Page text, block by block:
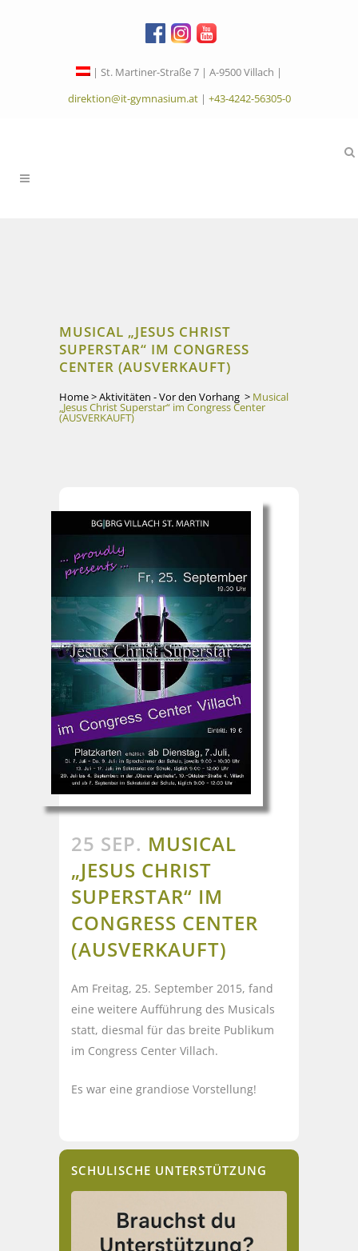
| St. Martiner-Straße 7 | A-9500 Villach |
direktion@it-gymnasium.at| +43-4242-56305-0
MUSICAL „JESUS CHRIST
SUPERSTAR“ IM CONGRESS
CENTER (AUSVERKAUFT)
Home>Aktivitäten - Vor den Vorhang > Musical
„Jesus Christ Superstar“ im Congress Center
(AUSVERKAUFT)
25 SEP. MUSICAL
„JESUS CHRIST
SUPERSTAR“ IM
CONGRESS CENTER
(AUSVERKAUFT)
Am Freitag, 25. September 2015, fand
eine weitere Aufführung des Musicals
statt, diesmal für das breite Publikum
im Congress Center Villach.
Es war eine grandiose Vorstellung!
SCHULISCHE UNTERSTÜTZUNG